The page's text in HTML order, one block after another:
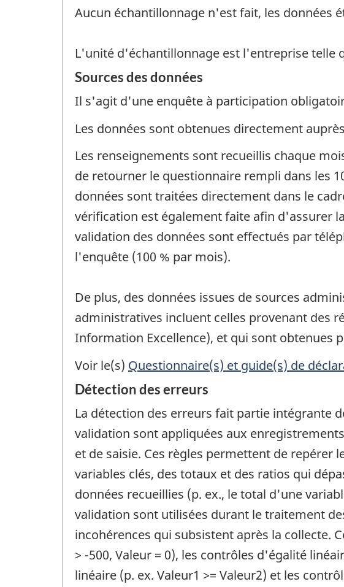
Aucun échantillonnage n'est fait, les données
L'unité d'échantillonnage est l'entreprise telle
Sources des données
Il s'agit d'une enquête à participation
Les données sont obtenues directement
Les renseignements sont recueillis chaque
de retourner le questionnaire rempli dans les
données sont traitées directement dans le
vérification est également faite afin d'assurer
validation des données sont effectués par
l'enquête (100 % par mois).
De plus, des données issues de sources
administratives incluent celles provenant des
Information Excellence), et qui sont obtenues
Voir le(s) Questionnaire(s) et guide(s) de
Détection des erreurs
La détection des erreurs fait partie intégrante
validation sont appliquées aux
et de saisie. Ces règles permettent de
variables clés, des totaux et des ratios qui
données recueillies (p. ex., le total d'une
validation sont utilisées durant le traitement
incohérences qui subsistent après la collecte.
> -500, Valeur = 0), les contrôles d'égalité
linéaire (p. ex. Valeur1 >= Valeur2) et les